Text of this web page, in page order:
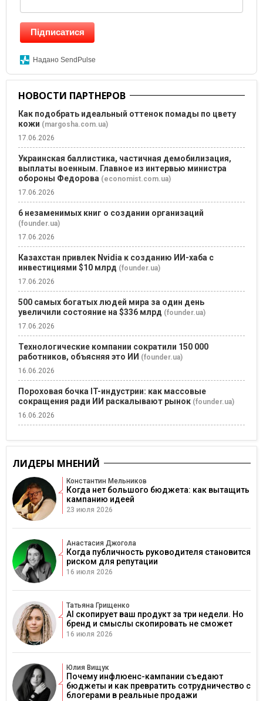
Підписатися
Надано SendPulse
НОВОСТИ ПАРТНЕРОВ
Как подобрать идеальный оттенок помады по цвету
кожи (margosha.com.ua)
17.06.2026
Украинская баллистика, частичная демобилизация,
выплаты военным. Главное из интервью министра
обороны Федорова (economist.com.ua)
17.06.2026
6 незаменимых книг о создании организаций
(founder.ua)
17.06.2026
Казахстан привлек Nvidia к созданию ИИ-хаба с
инвестициями $10 млрд (founder.ua)
17.06.2026
500 самых богатых людей мира за один день
увеличили состояние на $336 млрд (founder.ua)
17.06.2026
Технологические компании сократили 150 000
работников, объясняя это ИИ (founder.ua)
16.06.2026
Пороховая бочка IT-индустрии: как массовые
сокращения ради ИИ раскалывают рынок (founder.ua)
16.06.2026
ЛИДЕРЫ МНЕНИЙ
Константин Мельников
Когда нет большого бюджета: как вытащить
кампанию идеей
23 июля 2026
Анастасия Джогола
Когда публичность руководителя становится
риском для репутации
16 июля 2026
Татьяна Грищенко
AI скопирует ваш продукт за три недели. Но
бренд и смыслы скопировать не сможет
16 июля 2026
Юлия Вищук
Почему инфлюенс-кампании съедают
бюджеты и как превратить сотрудничество с
блогерами в реальные продажи